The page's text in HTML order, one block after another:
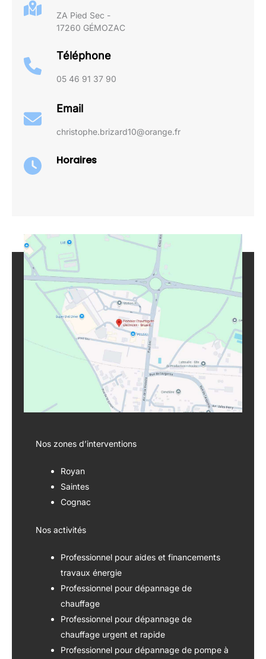
ZA Pied Sec -
17260 GÉMOZAC
Téléphone
05 46 91 37 90
Email
christophe.brizard10@orange.fr
Horaires
Nos zones d’interventions
Royan
Saintes
Cognac
Nos activités
Professionnel pour aides et financements
travaux énergie
Professionnel pour dépannage de
chauffage
Professionnel pour dépannage de
chauffage urgent et rapide
Professionnel pour dépannage de pompe à